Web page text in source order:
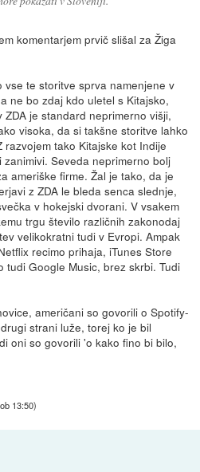
komentarjem prvič slišal za Žiga
te storitve sprva namenjene v
ne bo zdaj kdo uletel s Kitajsko,
je standard neprimerno višji,
visoka, da si takšne storitve lahko
tako Kitajske kot Indije
Seveda neprimerno bolj
ameriške firme. Žal je tako, da je
z ZDA le bleda senca slednje,
v hokejski dvorani. V vsakem
trgu število različnih zakonodaj
velikokratni tudi v Evropi. Ampak
recimo prihaja, iTunes Store
tudi Google Music, brez skrbi. Tudi
američani so govorili o Spotify-
strani luže, torej ko je bil
oni so govorili 'o kako fino bi bilo,
13:50)